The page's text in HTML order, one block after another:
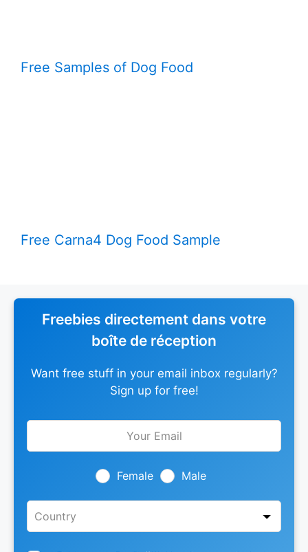
Free Samples of Dog Food
Free Carna4 Dog Food Sample
Freebies directement dans votre
boîte de réception
Want free stuff in your email inbox regularly?
Sign up for free!
Leave
Female Male